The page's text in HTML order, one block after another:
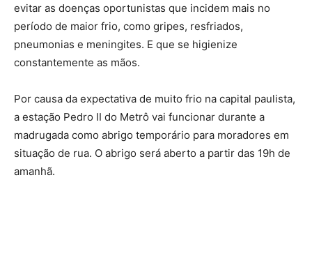
evitar as doenças oportunistas que incidem mais no
período de maior frio, como gripes, resfriados,
pneumonias e meningites. E que se higienize
constantemente as mãos.
Por causa da expectativa de muito frio na capital paulista,
a estação Pedro II do Metrô vai funcionar durante a
madrugada como abrigo temporário para moradores em
situação de rua. O abrigo será aberto a partir das 19h de
amanhã.